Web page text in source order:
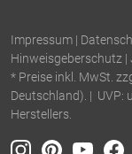
Impressum |
Hinweisgeberschutz |
* Preise inkl. MwSt.
Deutschland). | UVP:
Herstellers.